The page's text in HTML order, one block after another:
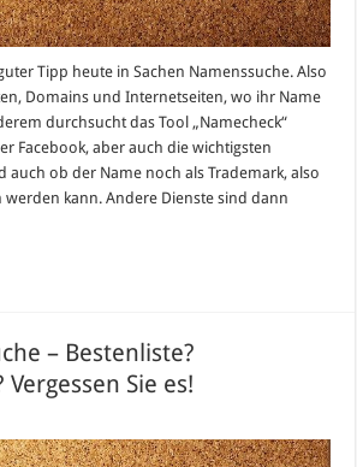
Tipp heute in Sachen Namenssuche. Also
Domains und Internetseiten, wo ihr Name
durchsucht das Tool „Namecheck“
Facebook, aber auch die wichtigsten
ob der Name noch als Trademark, also
werden kann. Andere Dienste sind dann
– Bestenliste?
Sie es!